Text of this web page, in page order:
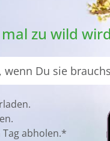
zu wild
wenn Du sie
abholen.*